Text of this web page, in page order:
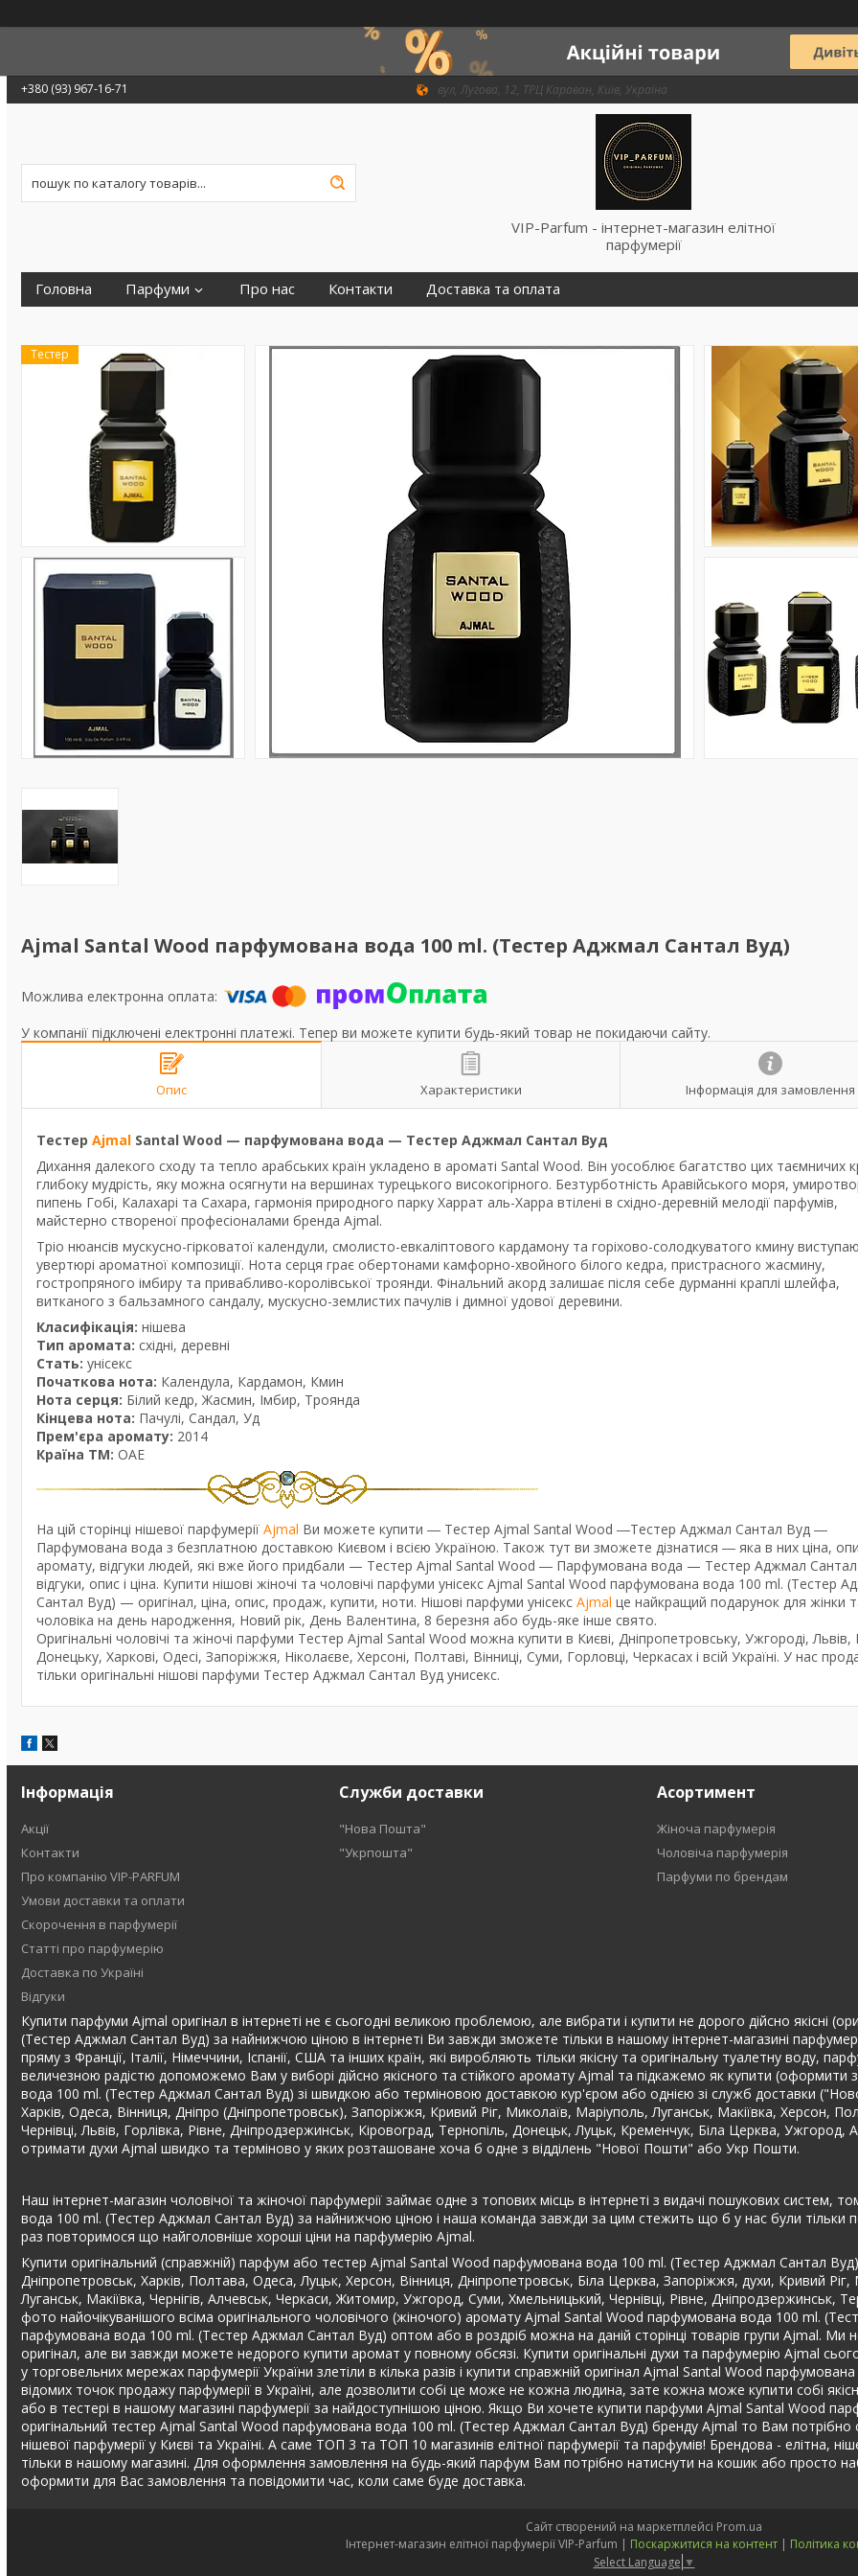
+380 (93) 967-16-71 вул, Лугова, 12, ТРЦ Караван, Київ, Україна
VIP-Parfum - інтернет-магазин елітної
парфумерії
Головна Парфуми Про нас Контакти Доставка та оплата
Тестер
Ajmal Santal Wood парфумована вода 100 ml. (Тестер Аджмал Сантал Вуд)
У компанії підключені електронні платежі. Тепер ви можете купити будь-який товар не покидаючи сайту.
Опис Характеристики Інформація для замовлення
Тестер Ajmal Santal Wood — парфумована вода — Тестер Аджмал Сантал Вуд
Дихання далекого сходу та тепло арабських країн укладено в ароматі Santal Wood. Він уособлює багатство цих таємничих
глибоку мудрість, яку можна осягнути на вершинах турецького високогірного. Безтурботність Аравійського моря,
пипень Гобі, Калахарі та Сахара, гармонія природного парку Харрат аль-Харра втілені в східно-деревній мелодії парфумів,
майстерно створеної професіоналами бренда Ajmal.
Тріо нюансів мускусно-гірковатої календули, смолисто-евкаліптового кардамону та горіхово-солодкуватого кмину
увертюрі ароматної композиції. Нота серця грає обертонами камфорно-хвойного білого кедра, пристрасного жасмину,
гостропряного імбиру та привабливо-королівської троянди. Фінальний акорд залишає після себе дурманні краплі шлейфа,
витканого з бальзамного сандалу, мускусно-землистих пачулів і димної удової деревини.
Класифікація: нішева
Тип аромата: східні, деревні
Стать: унісекс
Початкова нота: Календула, Кардамон, Кмин
Нота серця: Білий кедр, Жасмин, Імбир, Троянда
Кінцева нота: Пачулі, Сандал, Уд
Прем'єра аромату: 2014
Країна ТМ: ОАЕ
На цій сторінці нішевої парфумерії Ajmal Ви можете купити ― Тестер Ajmal Santal Wood ―Тестер Аджмал Сантал Вуд ―
Парфумована вода з безплатною доставкою Києвом і всією Україною. Також тут ви зможете дізнатися ― яка в них ціна,
аромату, відгуки людей, які вже його придбали — Тестер Ajmal Santal Wood ― Парфумована вода — Тестер Аджмал
відгуки, опис і ціна. Купити нішові жіночі та чоловічі парфуми унісекс Ajmal Santal Wood парфумована вода 100 ml. (Тестер
Сантал Вуд) — оригінал, ціна, опис, продаж, купити, ноти. Нішові парфуми унісекс Ajmal це найкращий подарунок для жінки
чоловіка на день народження, Новий рік, День Валентина, 8 березня або будь-яке інше свято.
Оригінальні чоловічі та жіночі парфуми Тестер Ajmal Santal Wood можна купити в Києві, Дніпропетровську, Ужгороді, Львів,
Донецьку, Харкові, Одесі, Запоріжжя, Ніколаєве, Херсоні, Полтаві, Вінниці, Суми, Горловці, Черкасах і всій Україні. У нас
тільки оригінальні нішові парфуми Тестер Аджмал Сантал Вуд унисекс.
Інформація
Акції
Контакти
Про компанію VIP-PARFUM
Умови доставки та оплати
Скорочення в парфумерії
Статті про парфумерію
Доставка по Україні
Відгуки
Служби доставки
"Нова Пошта"
"Укрпошта"
Асортимент
Жіноча парфумерія
Чоловіча парфумерія
Парфуми по брендам
Купити парфуми Ajmal оригінал в інтернеті не є сьогодні великою проблемою, але вибрати і купити не дорого дійсно якісні
(Тестер Аджмал Сантал Вуд) за найнижчою ціною в інтернеті Ви завжди зможете тільки в нашому інтернет-магазині
пряму з Франції, Італії, Німеччини, Іспанії, США та інших країн, які виробляють тільки якісну та оригінальну туалетну воду,
величезною радістю допоможемо Вам у виборі дійсно якісного та стійкого аромату Ajmal та підкажемо як купити
вода 100 ml. (Тестер Аджмал Сантал Вуд) зі швидкою або терміновою доставкою кур'єром або однією зі служб доставки
Харків, Одеса, Вінниця, Дніпро (Дніпропетровськ), Запоріжжя, Кривий Ріг, Миколаїв, Маріуполь, Луганськ, Макіївка, Херсон,
Чернівці, Львів, Горлівка, Рівне, Дніпродзержинськ, Кіровоград, Тернопіль, Донецьк, Луцьк, Кременчук, Біла Церква,
отримати духи Ajmal швидко та терміново у яких розташоване хоча б одне з відділень "Нової Пошти" або Укр Пошти.
Наш інтернет-магазин чоловічої та жіночої парфумерії займає одне з топових місць в інтернеті з видачі пошукових
вода 100 ml. (Тестер Аджмал Сантал Вуд) за найнижчою ціною і наша команда завжди за цим стежить що б у нас були тільки
раз повторимося що найголовніше хороші ціни на парфумерію Ajmal.
Купити оригінальний (справжній) парфум або тестер Ajmal Santal Wood парфумована вода 100 ml. (Тестер Аджмал Сантал
Дніпропетровськ, Харків, Полтава, Одеса, Луцьк, Херсон, Вінниця, Дніпропетровськ, Біла Церква, Запоріжжя, духи, Кривий
Луганськ, Макіївка, Чернігів, Алчевськ, Черкаси, Житомир, Ужгород, Суми, Хмельницький, Чернівці, Рівне, Дніпродзержинськ,
фото найочікуванішого всіма оригінального чоловічого (жіночого) аромату Ajmal Santal Wood парфумована вода 100 ml.
парфумована вода 100 ml. (Тестер Аджмал Сантал Вуд) оптом або в роздріб можна на даній сторінці товарів групи Ajmal.
оригінал, але ви завжди можете недорого купити аромат у повному обсязі. Купити оригінальні духи та парфумерію Ajmal
у торговельних мережах парфумерії України злетіли в кілька разів і купити справжній оригінал Ajmal Santal Wood
відомих точок продажу парфумерії в Україні, але дозволити собі це може не кожна людина, зате кожна може купити собі
або в тестері в нашому магазині парфумерії за найдоступнішою ціною. Якщо Ви хочете купити парфуми Ajmal Santal Wood
оригінальний тестер Ajmal Santal Wood парфумована вода 100 ml. (Тестер Аджмал Сантал Вуд) бренду Ajmal то Вам потрібно
нішевої парфумерії у Києві та Україні. А саме ТОП 3 та ТОП 10 магазинів елітної парфумерії та парфумів! Брендова - елітна,
тільки в нашому магазині. Для оформлення замовлення на будь-який парфум Вам потрібно натиснути на кошик або просто
оформити для Вас замовлення та повідомити час, коли саме буде доставка.
Сайт створений на маркетплейсі Prom.ua
Інтернет-магазин елітної парфумерії VIP-Parfum | Поскаржитися на контент | Політика
Select Language ▼